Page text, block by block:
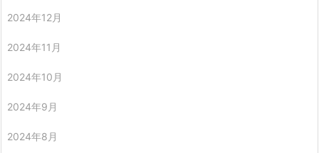
2024年12月
2024年11月
2024年10月
2024年9月
2024年8月